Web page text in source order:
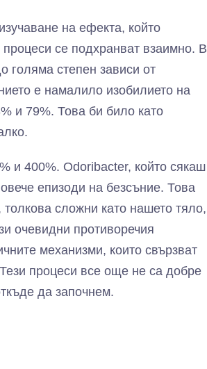
на ефекта, който
процеси се подхранват взаимно. В
голяма степен зависи от
е намалило изобилието на
и 79%. Това би било като
и 400%. Odoribacter, който сякаш
епизоди на безсъние. Това
сложни като нашето тяло,
очевидни противоречия
механизми, които свързват
процеси все още не са добре
да започнем.